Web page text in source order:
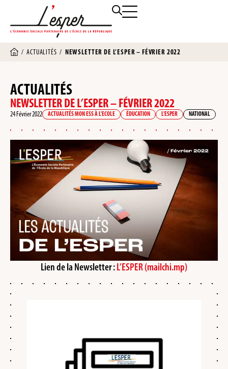
/ACTUALITÉS / NEWSLETTER DE L’ESPER – FÉVRIER 2022
ACTUALITÉS
NEWSLETTER DE L’ESPER – FÉVRIER 2022
24 Février 2022 ACTUALITÉS MON ESS À L'ECOLE ÉDUCATION L'ESPER NATIONAL
Lien de la Newsletter :L’ESPER (mailchi.mp)